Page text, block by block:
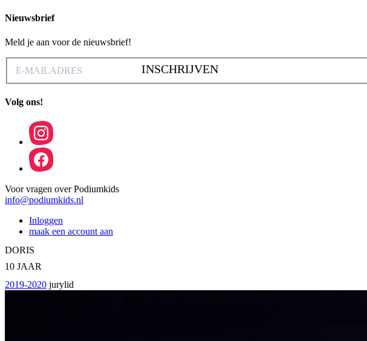
Nieuwsbrief
Meld je aan voor de nieuwsbrief!
INSCHRIJVEN
Volg ons!
Voor vragen over Podiumkids
info@podiumkids.nl
Inloggen
maak een account aan
DORIS
10 JAAR
2019-2020 jurylid